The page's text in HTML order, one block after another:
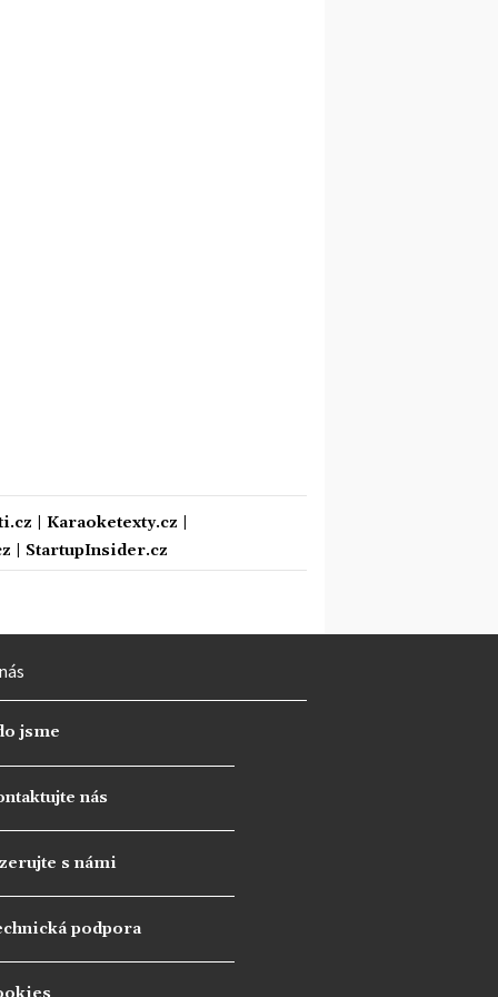
Karaoketexty.cz
StartupInsider.cz
jsme
nás
s námi
podpora